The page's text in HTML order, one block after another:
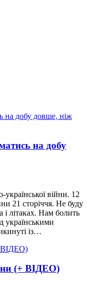
на добу
війни. 12
21 сторіччя. Не буду
і літаках. Нам болить
українськими
із…
(+ ВІДЕО)